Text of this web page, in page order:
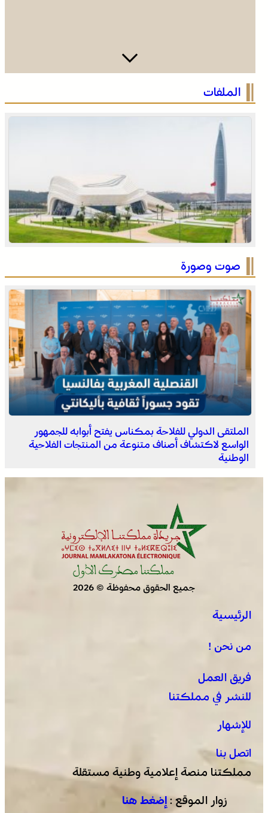
وادي زم .. مبادرة تطوعية لشباب المدينة تعيد الاعتبار لمقبرة
الشهداء بعد الحريق
وادي زم .. مبادرة تطوعية لشباب المدينة تعيد الاعتبار لمقبرة
الجديدة .. افتتاح فعاليات موسم مولاي عبد الله أمغار
الملفات
صوت وصورة
الملتقى الدولي للفلاحة بمكناس يفتح أبوابه للجمهور
الواسع لاكتشاف أصناف متنوعة من المنتجات الفلاحية
الوطنية
جميع الحقوق محفوظة © 2026
الرئيسية
من نحن !
فريق العمل
للنشر في مملكتنا
للإشهار
اتصل بنا
مملكتنا منصة إعلامية وطنية مستقلة
زوار الموقع : إضغط هنا